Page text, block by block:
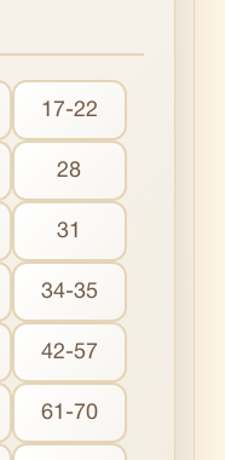
17-22
28
31
34-35
42-57
61-70